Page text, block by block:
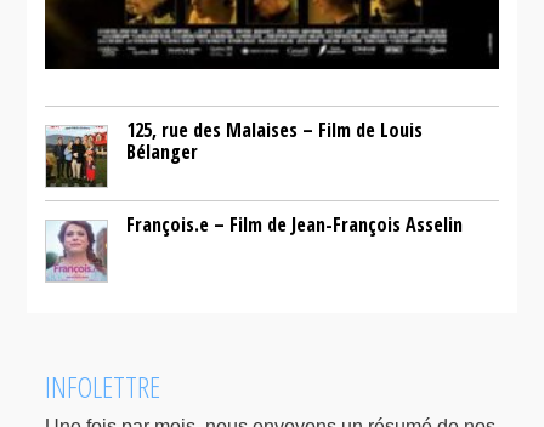
125, rue des Malaises – Film de Louis
Bélanger
François.e – Film de Jean-François Asselin
INFOLETTRE